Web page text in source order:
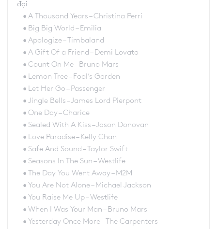
đại
A Thousand Years – Christina Perri
Big Big World – Emilia
Apologize – Timbaland
A Gift Of a Friend – Demi Lovato
Count On Me – Bruno Mars
Lemon Tree – Fool’s Garden
Let Her Go – Passenger
Jingle Bells – James Lord Pierpont
One Day – Charice
Sealed With A Kiss – Jason Donovan
Love Paradise – Kelly Chan
Safe And Sound – Taylor Swift
Seasons In The Sun – Westlife
The Day You Went Away – M2M
You Are Not Alone – Michael Jackson
You Raise Me Up – Westlife
When I Was Your Man – Bruno Mars
Yesterday Once More – The Carpenters